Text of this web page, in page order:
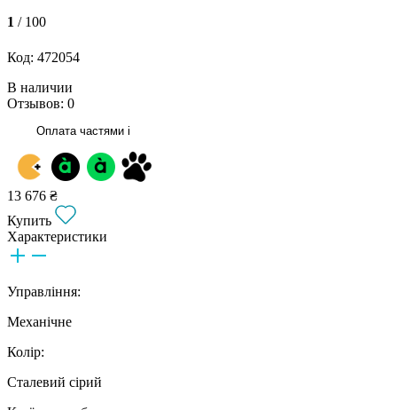
1 / 100
Код: 472054
В наличии
Отзывов: 0
Оплата частями i
13 676 ₴
Купить
Характеристики
Управління:
Механічне
Колір:
Сталевий сірий